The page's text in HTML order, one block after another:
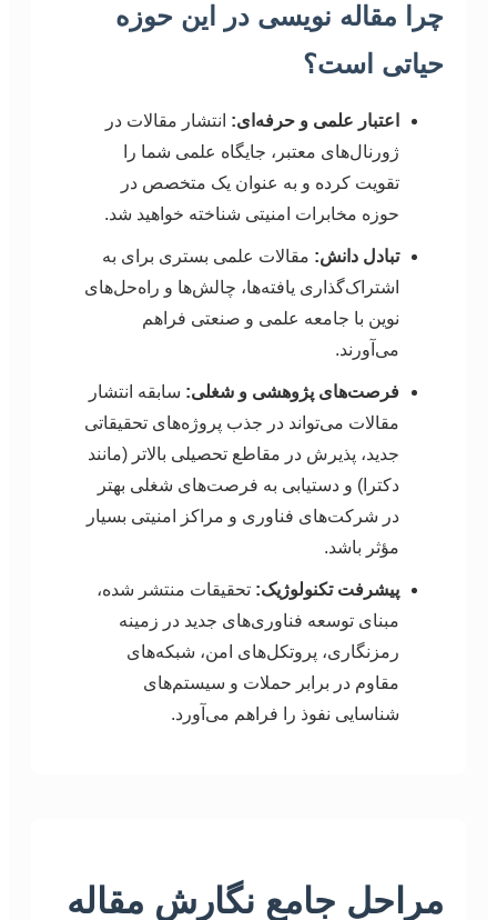
چرا مقاله نویسی در این حوزه
حیاتی است؟
اعتبار علمی و حرفه‌ای: انتشار مقالات در
ژورنال‌های معتبر، جایگاه علمی شما را
تقویت کرده و به عنوان یک متخصص در
حوزه مخابرات امنیتی شناخته خواهید شد.
تبادل دانش: مقالات علمی بستری برای به
اشتراک‌گذاری یافته‌ها، چالش‌ها و راه‌حل‌های
نوین با جامعه علمی و صنعتی فراهم
می‌آورند.
فرصت‌های پژوهشی و شغلی: سابقه انتشار
مقالات می‌تواند در جذب پروژه‌های تحقیقاتی
جدید، پذیرش در مقاطع تحصیلی بالاتر (مانند
دکترا) و دستیابی به فرصت‌های شغلی بهتر
در شرکت‌های فناوری و مراکز امنیتی بسیار
مؤثر باشد.
پیشرفت تکنولوژیک: تحقیقات منتشر شده،
مبنای توسعه فناوری‌های جدید در زمینه
رمزنگاری، پروتکل‌های امن، شبکه‌های
مقاوم در برابر حملات و سیستم‌های
شناسایی نفوذ را فراهم می‌آورد.
مراحل جامع نگارش مقاله